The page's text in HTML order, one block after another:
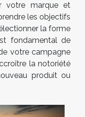
votre marque et
les objectifs
la forme
fondamental de
votre campagne
la notoriété
produit ou